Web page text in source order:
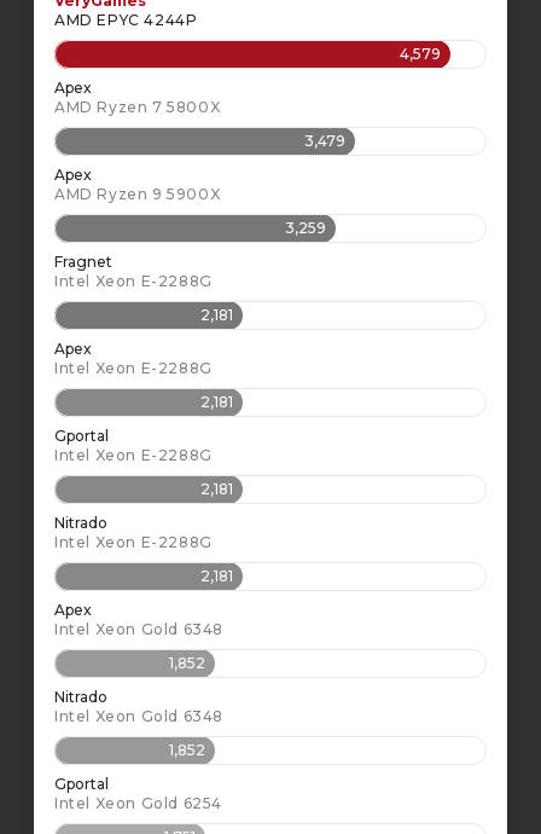
AMD EPYC 4244P
4,579
Apex
AMD Ryzen 7 5800X
3,479
Apex
AMD Ryzen 9 5900X
3,259
Fragnet
Intel Xeon E-2288G
2,181
Apex
Intel Xeon E-2288G
2,181
Gportal
Intel Xeon E-2288G
2,181
Nitrado
Intel Xeon E-2288G
2,181
Apex
Intel Xeon Gold 6348
1,852
Nitrado
Intel Xeon Gold 6348
1,852
Gportal
Intel Xeon Gold 6254